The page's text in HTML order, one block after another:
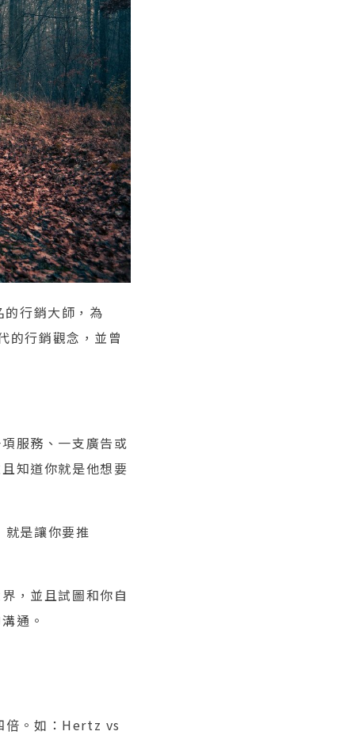
行銷大師，為
的行銷觀念，並曾
服務、一支廣告或
知道你就是他想要
就是讓你要推
，並且試圖和你自
通。
倍。如：Hertz vs